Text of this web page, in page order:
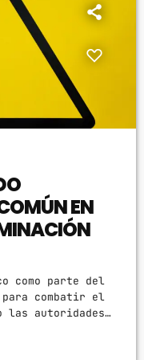
EN
como parte del
combatir el
las autoridades
emitieron una